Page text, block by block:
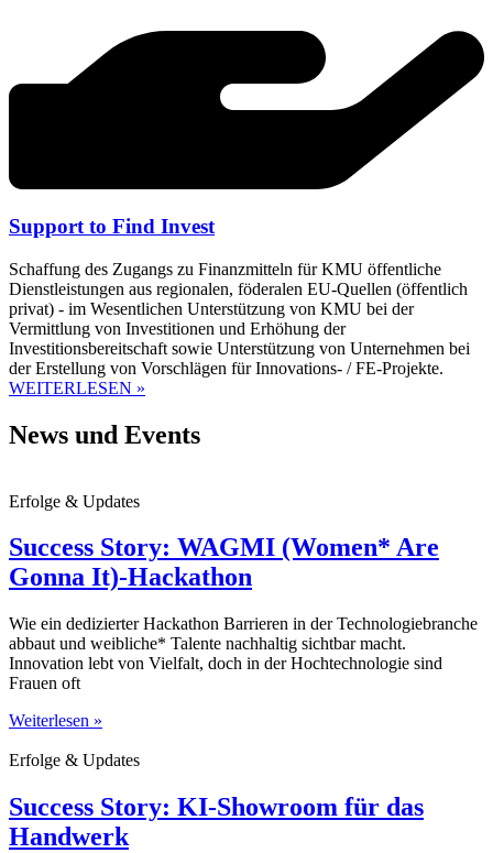
Support to Find Invest
Schaffung des Zugangs zu Finanzmitteln für KMU öffentliche
Dienstleistungen aus regionalen, föderalen EU-Quellen (öffentlich
privat) - im Wesentlichen Unterstützung von KMU bei der
Vermittlung von Investitionen und Erhöhung der
Investitionsbereitschaft sowie Unterstützung von Unternehmen bei
der Erstellung von Vorschlägen für Innovations- / FE-Projekte.
WEITERLESEN »
News und Events
Erfolge & Updates
Success Story: WAGMI (Women* Are
Gonna It)-Hackathon
Wie ein dedizierter Hackathon Barrieren in der Technologiebranche
abbaut und weibliche* Talente nachhaltig sichtbar macht.
Innovation lebt von Vielfalt, doch in der Hochtechnologie sind
Frauen oft
Weiterlesen »
Erfolge & Updates
Success Story: KI-Showroom für das
Handwerk